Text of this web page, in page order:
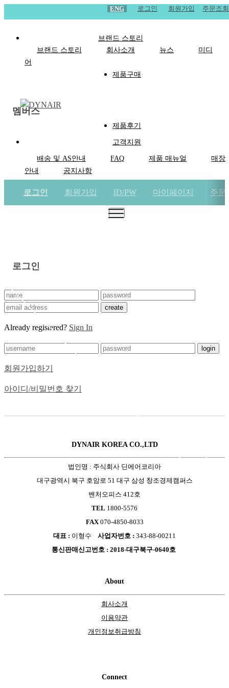
ENG 로그인 회원가입 주문조회
브랜드 스토리
브랜드 스토리
회사소개 뉴스
미디
어
제품구매
제품후기
고객지원
배송 및 AS안내 FAQ 제품 매뉴얼
매장
안내
공지사항
멤버스
로그인 회원가입 ID/PW 마이페이지 주문
로그인
create
Already registered? Sign In
login
회원가입하기
아이디/비밀번호 찾기
DYNAIR KOREA CO.,LTD
법인명 : 주식회사 딘에어코리아
대구광역시 북구 호암로 51 대구 삼성 창조경제캠퍼스
밴처오피스 412호
TEL 1800-5576
FAX070-4850-8033
대표 : 이형수 사업자번호 : 343-88-00211
통신판매신고번호 : 2018-대구북구-0640호
About
회사소개
이용약관
개인정보취급방침
Connect